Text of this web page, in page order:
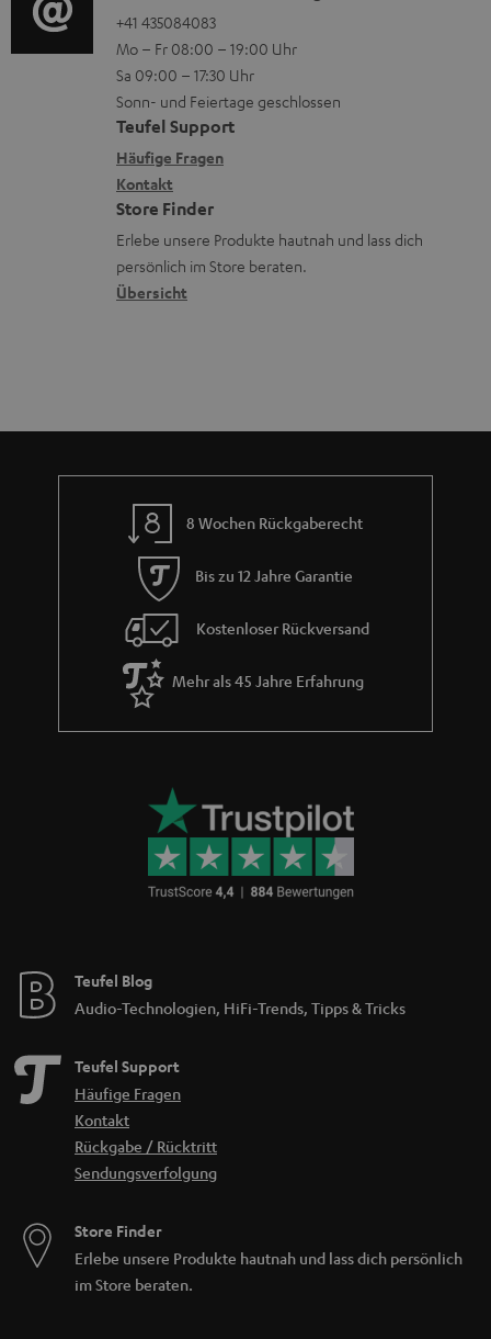
a
d
e
n
n
z
u
m
V
e
r
s
a
i
o
n
e
n
z
u
r
G
n
o
-
L
e
x
i
k
o
n
o
n
t
a
k
t
d
a
t
+41 435084083
Mo – Fr 08:00 – 19:00 Uhr
Sa 09:00 – 17:30 Uhr
Sonn- und Feiertage geschlossen
Teufel Support
Häufige Fragen
Kontakt
Store Finder
Erlebe unsere Produkte hautnah und lass dich
persönlich im Store beraten.
Übersicht
8 Wochen Rückgaberecht
Bis zu 12 Jahre Garantie
Kostenloser Rückversand
Mehr als 45 Jahre Erfahrung
Teufel Blog
Audio-Technologien, HiFi-Trends, Tipps & Tricks
Teufel Support
Häufige Fragen
Kontakt
Rückgabe / Rücktritt
Sendungsverfolgung
Store Finder
Erlebe unsere Produkte hautnah und lass dich persönlich
im Store beraten.